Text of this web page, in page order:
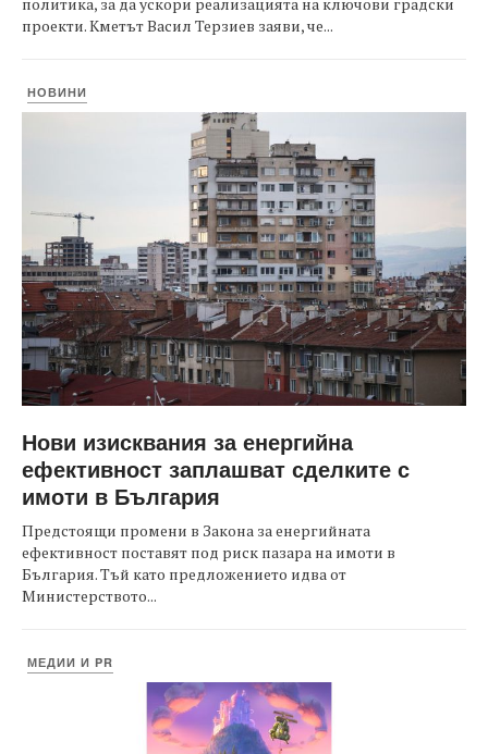
проекти. Кметът Васил Терзиев заяви, че...
НОВИНИ
Нови изисквания за енергийна
ефективност заплашват сделките с
имоти в България
Предстоящи промени в Закона за енергийната
ефективност поставят под риск пазара на имоти в
България. Тъй като предложението идва от
Министерството...
МЕДИИ И PR